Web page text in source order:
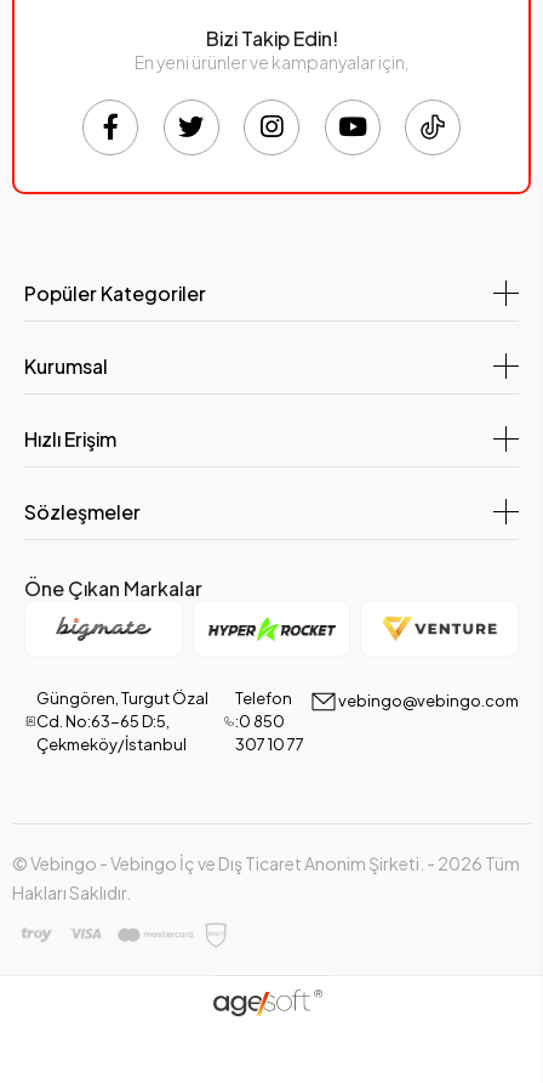
Bizi Takip Edin!
En yeni ürünler ve kampanyalar için,
Popüler Kategoriler
Kurumsal
Hızlı Erişim
Sözleşmeler
Öne Çıkan Markalar
Güngören, Turgut Özal
Cd. No:63-65 D:5,
Çekmeköy/İstanbul
Telefon
:0 850
307 10 77
vebingo@vebingo.com
© Vebingo - Vebingo İç ve Dış Ticaret Anonim Şirketi. - 2026 Tüm
Hakları Saklıdır.